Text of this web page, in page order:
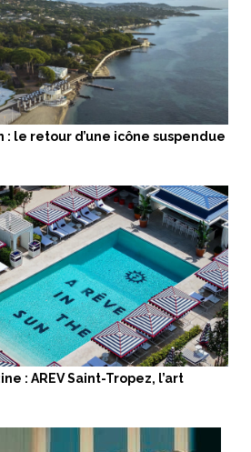
: le retour d’une icône suspendue
: AREV Saint-Tropez, l’art